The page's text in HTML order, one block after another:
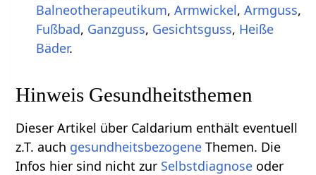
Balneotherapeutikum, Armwickel, Armguss,
Fußbad, Ganzguss, Gesichtsguss, Heiße
Bäder.
Hinweis Gesundheitsthemen
Dieser Artikel über Caldarium enthält eventuell
z.T. auch gesundheitsbezogene Themen. Die
Infos hier sind nicht zur Selbstdiagnose oder